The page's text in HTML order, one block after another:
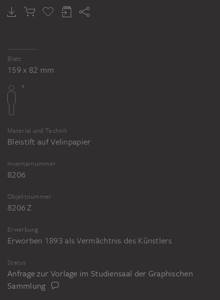
Blatt
159 x 82 mm
Material und Technik
Bleistift auf Velinpapier
Inventarnummer
8206
Objektnummer
8206 Z
Erwerbung
Erworben 1893 als Vermächtnis des Künstlers
Status
Anfrage zur Vorlage im Studiensaal der Graphischen
Sammlung